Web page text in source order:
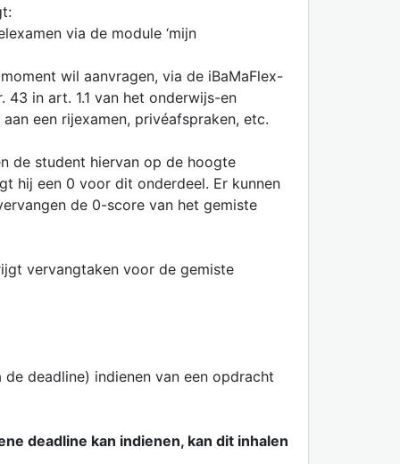
via de module ‘mijn
wil aanvragen, via de iBaMaFlex-
43 in art. 1.1 van het onderwijs-en
een rijexamen, privéafspraken, etc.
de student hiervan op de hoogte
hij een 0 voor dit onderdeel. Er kunnen
de 0-score van het gemiste
vervangtaken voor de gemiste
deadline) indienen van een opdracht
deadline kan indienen, kan dit inhalen